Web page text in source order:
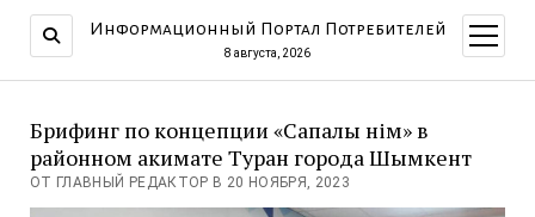
Информационный Портал Потребителей
8 августа, 2026
меню
Брифинг по концепции «Сапалы өнім» в
районном акимате Туран города Шымкент
ОТ ГЛАВНЫЙ РЕДАКТОР В 20 НОЯБРЯ, 2023